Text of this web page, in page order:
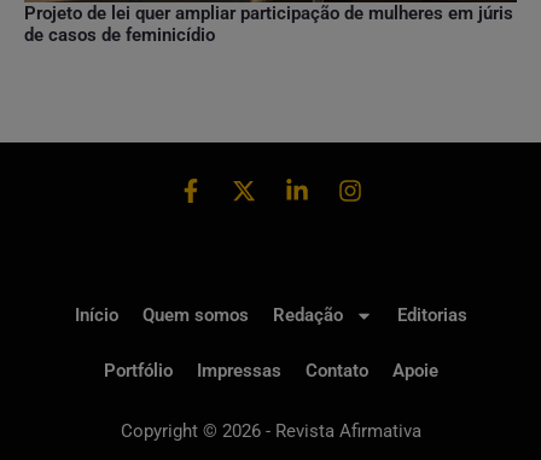
Projeto de lei quer ampliar participação de mulheres em júris
de casos de feminicídio
Copyright © 2026 - Revista Afirmativa
Início Quem somos Redação Editorias
Portfólio Impressas Contato Apoie